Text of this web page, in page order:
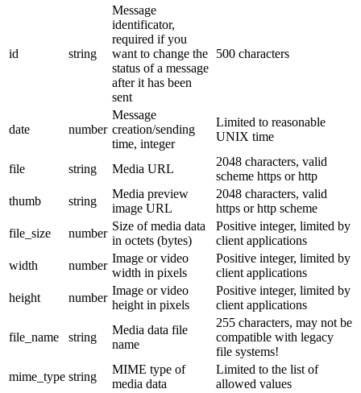
id string
Message
identificator,
required if you
want to change the
status of a message
after it has been
sent
500 characters
date number
Message
creation/sending
time, integer
Limited to reasonable
UNIX time
file string Media URL
2048 characters, valid
scheme https or http
thumb
string
Media preview
image URL
2048 characters, valid
https or http scheme
file_size
number
Size of media data
in octets (bytes)
Positive integer, limited by
client applications
width
number
Image or video
width in pixels
Positive integer, limited by
client applications
height
number
Image or video
height in pixels
Positive integer, limited by
client applications
file_name string
Media data file
name
255 characters, may not be
compatible with legacy
file systems!
mime_type string
MIME type of
media data
Limited to the list of
allowed values